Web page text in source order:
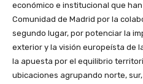
económico e institucional que
Comunidad de Madrid por la
segundo lugar, por potenciar la
exterior y la visión europeísta de
la apuesta por el equilibrio
ubicaciones agrupando norte,